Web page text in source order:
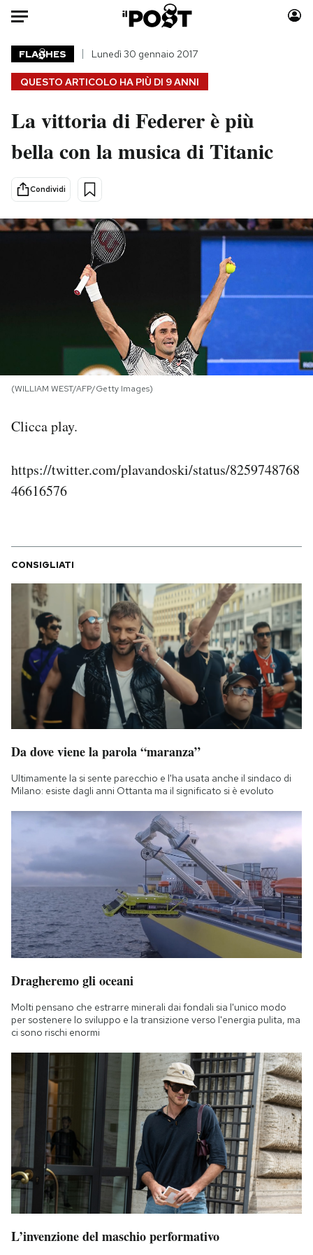
Auto
HOME
Italia
Politica
Tecnologia
Internet
Scienza
Moda
Consumismi
Media
Europa
Altrecose
Mondiali calcio 2026
NEWSLETTER
I MIEI PREFERITI
SHOP
AREA PERSONALE
Area Personale
Newsletter
Notifiche mobile
Regala il Post
Hai bisogno di aiuto?
Esci
QUESTO ARTICOLO HA PIÙ DI 9 ANNI
FLA HES Lunedì 30 gennaio 2017
La vittoria di Federer è più
bella con la musica di Titanic
Condividi
(WILLIAM WEST/AFP/Getty Images)
Clicca play.
https://twitter.com/plavandoski/status/8259748768
46616576
CONSIGLIATI
Da dove viene la parola “maranza”
Ultimamente la si sente parecchio e l'ha usata anche il sindaco di
Milano: esiste dagli anni Ottanta ma il significato si è evoluto
Dragheremo gli oceani
Molti pensano che estrarre minerali dai fondali sia l'unico modo
per sostenere lo sviluppo e la transizione verso l'energia pulita, ma
ci sono rischi enormi
L’invenzione del maschio performativo